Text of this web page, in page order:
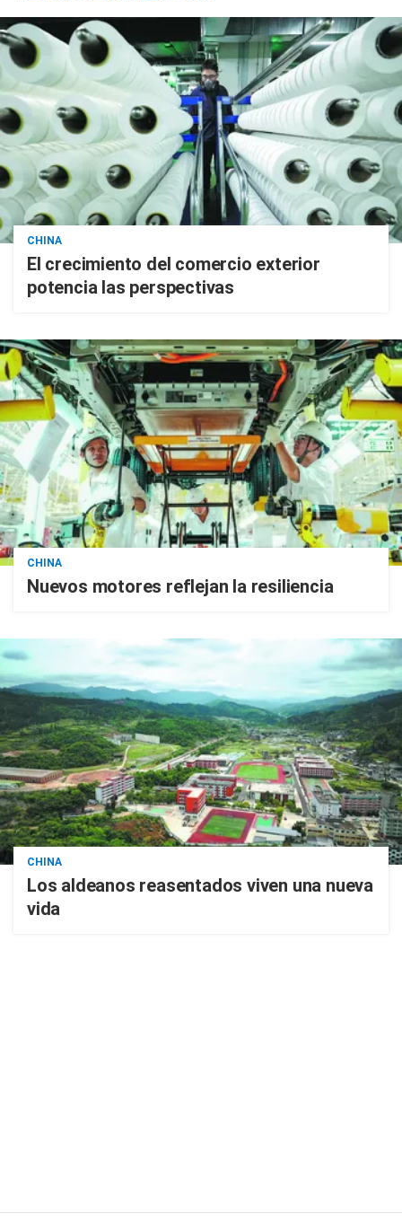
CHINA
El crecimiento del comercio exterior
potencia las perspectivas
CHINA
Nuevos motores reflejan la resiliencia
CHINA
Los aldeanos reasentados viven una nueva
vida